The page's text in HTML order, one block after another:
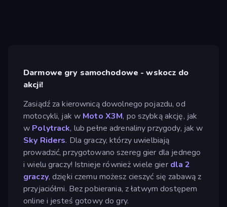
Darmowe gry samochodowe - wskocz do
akcji!
Zasiądź za kierownicą dowolnego pojazdu, od
motocykli, jak w Moto X3M, po szybką akcję, jak
w Polytrack, lub pełne adrenaliny przygody, jak w
Sky Riders. Dla graczy, którzy uwielbiają
prowadzić, przygotowano szereg gier dla jednego
i wielu graczy! Istnieje również wiele gier dla 2
graczy, dzięki czemu możesz cieszyć się zabawą z
przyjaciółmi. Bez pobierania, z łatwym dostępem
online i jesteś gotowy do gry.